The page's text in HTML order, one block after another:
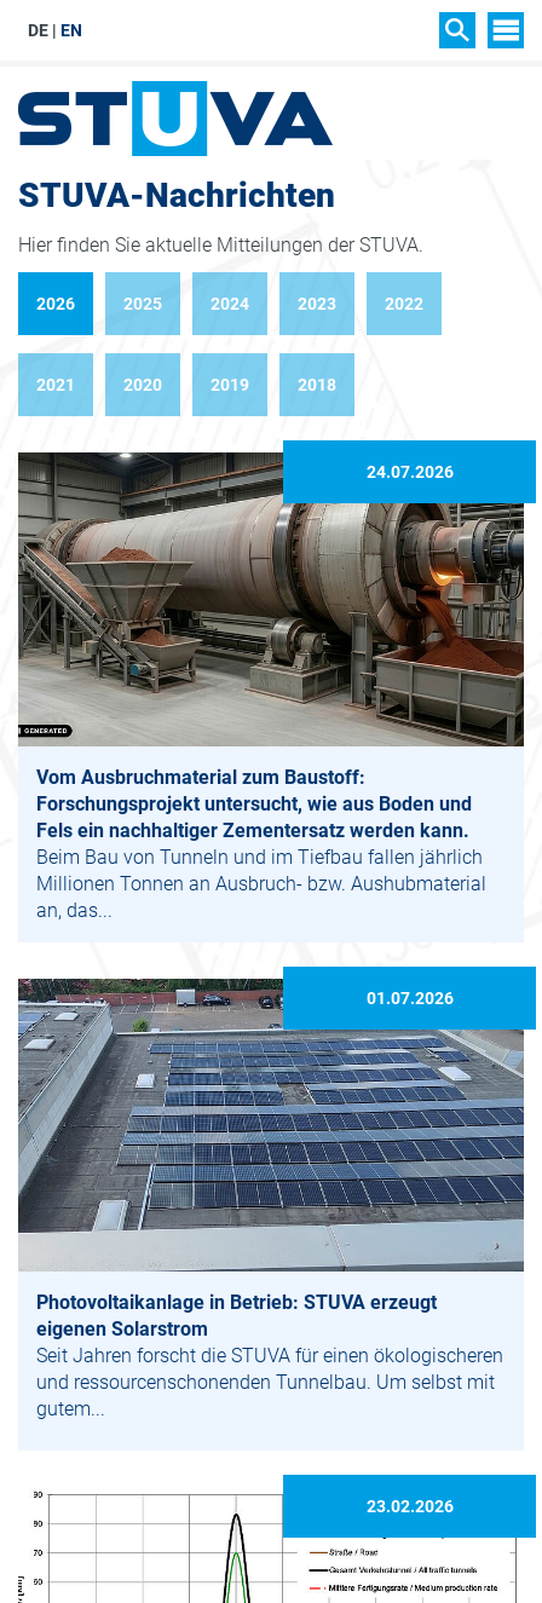
DE EN
STUVA-Nachrichten
Hier finden Sie aktuelle Mitteilungen der STUVA.
2026 2025 2024 2023 2022
2021 2020 2019 2018
24.07.2026
Vom Ausbruchmaterial zum Baustoff:
Forschungsprojekt untersucht, wie aus Boden und
Fels ein nachhaltiger Zementersatz werden kann.
Beim Bau von Tunneln und im Tiefbau fallen jährlich
Millionen Tonnen an Ausbruch- bzw. Aushubmaterial
an, das...
01.07.2026
Photovoltaikanlage in Betrieb: STUVA erzeugt
eigenen Solarstrom
Seit Jahren forscht die STUVA für einen ökologischeren
und ressourcenschonenden Tunnelbau. Um selbst mit
gutem...
23.02.2026